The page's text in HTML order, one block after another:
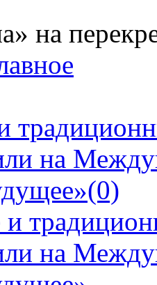
на
на
(0)